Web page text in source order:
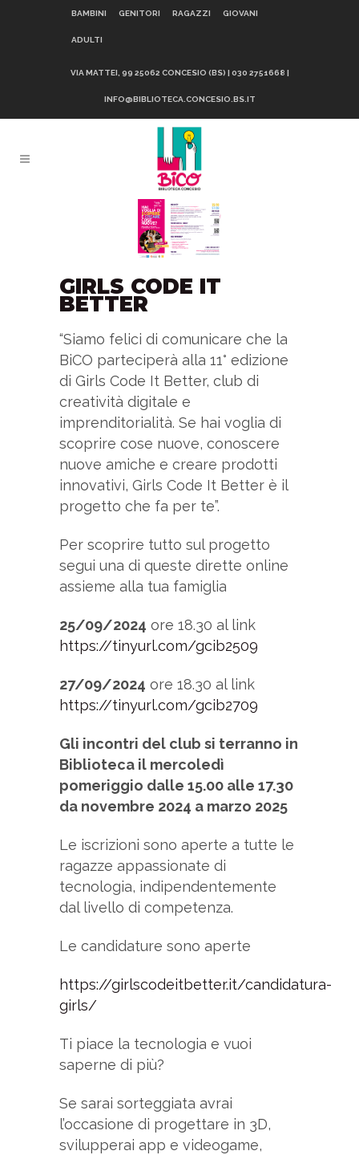
BAMBINI GENITORI RAGAZZI GIOVANI
ADULTI
VIA MATTEI, 99 25062 CONCESIO (BS) | 030 2751668 |
INFO@BIBLIOTECA.CONCESIO.BS.IT
GIRLS CODE IT
BETTER
“Siamo felici di comunicare che la
BiCO parteciperà alla 11° edizione
di Girls Code It Better, club di
creatività digitale e
imprenditorialità. Se hai voglia di
scoprire cose nuove, conoscere
nuove amiche e creare prodotti
innovativi, Girls Code It Better è il
progetto che fa per te”.
Per scoprire tutto sul progetto
segui una di queste dirette online
assieme alla tua famiglia
25/09/2024 ore 18.30 al link
https://tinyurl.com/gcib2509
27/09/2024 ore 18.30 al link
https://tinyurl.com/gcib2709
Gli incontri del club si terranno in
Biblioteca il mercoledì
pomeriggio dalle 15.00 alle 17.30
da novembre 2024 a marzo 2025
Le iscrizioni sono aperte a tutte le
ragazze appassionate di
tecnologia, indipendentemente
dal livello di competenza.
Le candidature sono aperte
https://girlscodeitbetter.it/candidatura-
girls/
Ti piace la tecnologia e vuoi
saperne di più?
Se sarai sorteggiata avrai
l’occasione di progettare in 3D,
svilupperai app e videogame,